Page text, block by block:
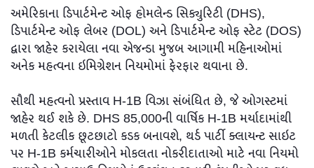
અમેરિકાના ડિપાર્ટમેન્ટ ઓફ હોમલેન્ડ સિક્યુરિટી (DHS),
ડિપાર્ટમેન્ટ ઓફ લેબર (DOL) અને ડિપાર્ટમેન્ટ ઓફ સ્ટેટ (DOS)
દ્વારા જાહેર કરાયેલા નવા એજન્ડા મુજબ આગામી મહિનાઓમાં
અનેક મહત્વના ઇમિગ્રેશન નિયમોમાં ફેરફાર થવાના છે.
સૌથી મહત્વનો પ્રસ્તાવ H-1B વિઝા સંબંધિત છે, જે ઓગસ્ટમાં
જાહેર થઈ શકે છે. DHS 85,000ની વાર્ષિક H-1B મર્યાદામાંથી
મળતી કેટલીક છૂટછાટો કડક બનાવશે, થર્ડ પાર્ટી ક્લાયન્ટ સાઇટ
પર H-1B કર્મચારીઓને મોકલતા નોકરીદાતાઓ માટે નવા નિયમો